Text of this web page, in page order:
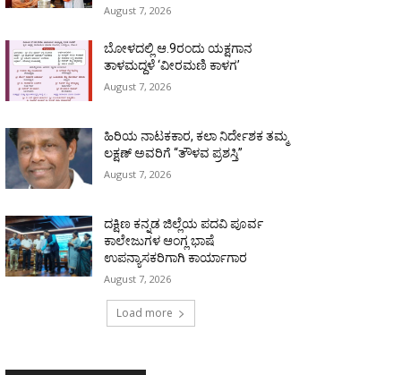
August 7, 2026
ಬೋಳದಲ್ಲಿ ಆ.9ರಂದು ಯಕ್ಷಗಾನ
ತಾಳಮದ್ದಳೆ ‘ವೀರಮಣಿ ಕಾಳಗ’
August 7, 2026
ಹಿರಿಯ ನಾಟಕಕಾರ, ಕಲಾ ನಿರ್ದೇಶಕ ತಮ್ಮ
ಲಕ್ಷಣ್ ಅವರಿಗೆ “ತೌಳವ ಪ್ರಶಸ್ತಿ”
August 7, 2026
ದಕ್ಷಿಣ ಕನ್ನಡ ಜಿಲ್ಲೆಯ ಪದವಿ ಪೂರ್ವ
ಕಾಲೇಜುಗಳ ಆಂಗ್ಲ ಭಾಷೆ
ಉಪನ್ಯಾಸಕರಿಗಾಗಿ ಕಾರ್ಯಾಗಾರ
August 7, 2026
Load more